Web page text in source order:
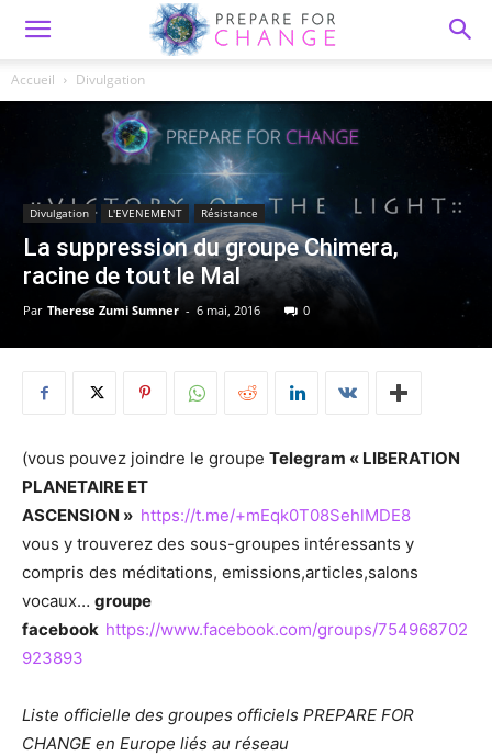
Accueil Divulgation
Divulgation L'EVENEMENT Résistance
La suppression du groupe Chimera,
racine de tout le Mal
Par Therese Zumi Sumner - 6 mai, 2016 0
(vous pouvez joindre le groupe Telegram « LIBERATION
PLANETAIRE ET
ASCENSION » https://t.me/+mEqk0T08SehlMDE8
vous y trouverez des sous-groupes intéressants y
compris des méditations, emissions,articles,salons
vocaux… groupe
facebook https://www.facebook.com/groups/754968702
923893
Liste officielle des groupes officiels PREPARE FOR
CHANGE en Europe liés au réseau